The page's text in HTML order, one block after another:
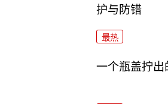
护与防错
最热
一个瓶盖拧